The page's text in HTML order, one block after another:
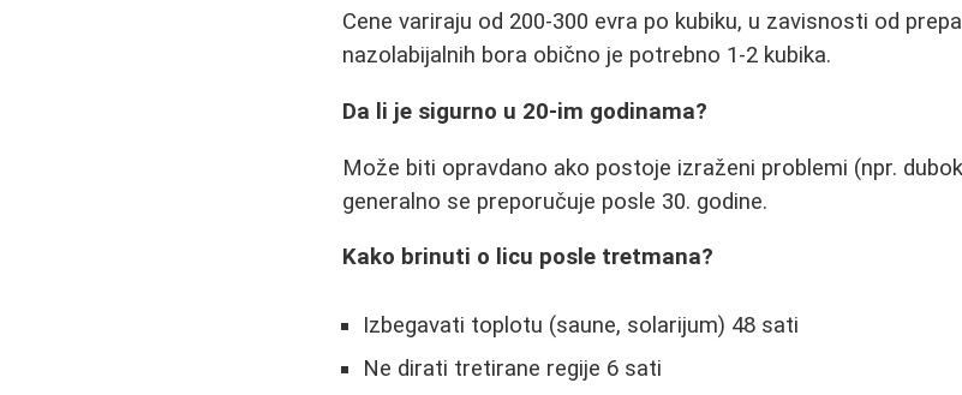
Cene variraju od 200-300 evra po kubiku, u zavisnosti od
nazolabijalnih bora obično je potrebno 1-2 kubika.
Da li je sigurno u 20-im godinama?
Može biti opravdano ako postoje izraženi problemi (npr.
generalno se preporučuje posle 30. godine.
Kako brinuti o licu posle tretmana?
Izbegavati toplotu (saune, solarijum) 48 sati
Ne dirati tretirane regije 6 sati